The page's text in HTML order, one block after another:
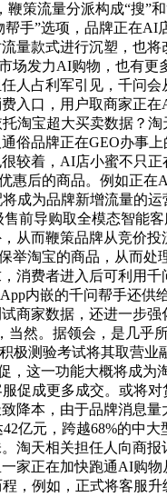
流量分派构成“搜”和
手”选项，品牌正在
量款式进行沉塑，也
场发力AI购物，也有
人占利军引见，千问
入口，用户取商家正
淘宝超大买卖数据？
俗品牌正在GEO办事
较着，AI店小蜜不只
惠后的商品。例如正
成为品牌新增流量的
前导购取全模态智能
从而鞭策品牌从竞价
举淘宝的商品，从而
消费者进入后可利用
内嵌的千问帮手还
商家数据，还进一步
当然。据领会，是几
极测验考试将其取营
，这一功能大概将成
促成更多成交。或将
降本，由于品牌消息
亿元，跨越68%的中
淘天相关担任人向商
家正在加快跑通AI购
，例如，正式将客服